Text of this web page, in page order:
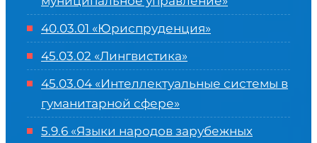
40.03.01 «Юриспруденция»
45.03.02 «Лингвистика»
45.03.04 «Интеллектуальные системы в
гуманитарной сфере»
5.9.6 «Языки народов зарубежных